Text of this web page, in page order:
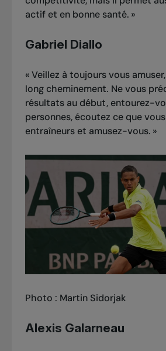
actif et en bonne santé. »
Gabriel Diallo
«Veillez à toujours vous
long cheminement. Ne vous
résultats au début, entourez-
personnes, écoutez ce que
entraîneurs et amusez-vous. »
Photo : Martin Sidorjak
Alexis Galarneau